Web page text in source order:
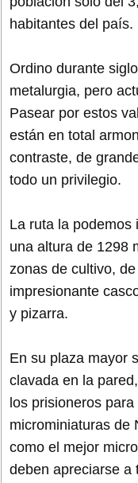
habitantes del país.
Ordino durante
metalurgia, pero
Pasear por estos
están en total
contraste, de
todo un privilegio.
La ruta la podemos
una altura de 1298
zonas de cultivo,
impresionante
y pizarra.
En su plaza mayor
clavada en la
los prisioneros
microminiaturas de
como el mejor
deben apreciarse a